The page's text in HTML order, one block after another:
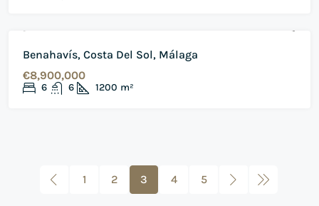
Benahavís, Costa Del Sol, Málaga
€8,900,000
6 6 1200 m²
1 2 3 4 5